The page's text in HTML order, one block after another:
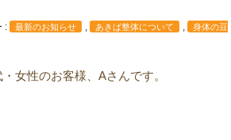
: 最新のお知らせ あきば整体について
身体の豆
女性のお客様、Aさんです。